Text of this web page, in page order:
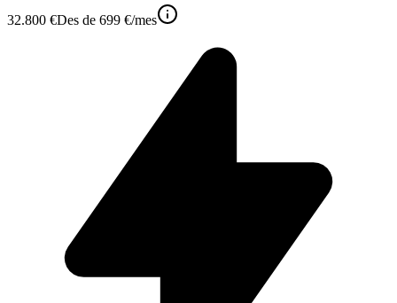
32.800 €Des de 699 €/mes